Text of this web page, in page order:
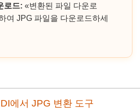
로드: «변환된 파일 다운로
여 JPG 파일을 다운로드하세
에서 JPG 변환 도구